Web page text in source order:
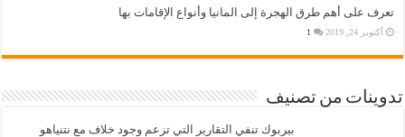
تعرف على أهم طرق الهجرة إلى المانيا وأنواع الإقامات بها
أكتوبر 24, 2019 1
تدوينات من تصنيف
بيربوك تنفي التقارير التي تزعم وجود خلاف مع نتنياهو